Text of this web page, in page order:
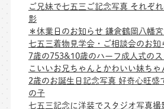
ご兄妹で七五三ご記念写真 それぞ
影
＊休業日のお知らせ 鎌倉鶴岡八幡
七五三着物見学会・ご相談会のお知
7歳の753&10歳のハーフ成人式の
こいいお兄ちゃんとかわいい妹ちゃ
2歳のお誕生日記念写真 好奇心旺盛
の子
七五三記念に洋装でスタジオ写真